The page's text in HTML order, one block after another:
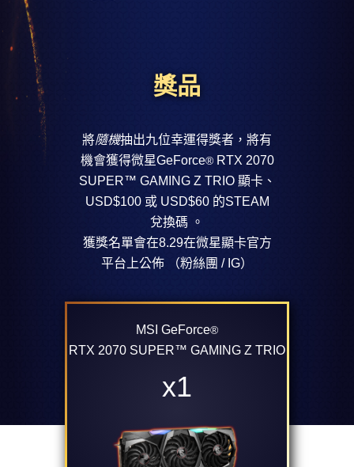
獎品
將隨機抽出九位幸運得獎者，將有
機會獲得微星GeForce®RTX 2070
SUPER™ GAMING Z TRIO 顯卡、
USD$100 或 USD$60 的STEAM
兌換碼 。
獲獎名單會在8.29在微星顯卡官方
平台上公佈 （粉絲團 / IG）
MSI GeForce®
RTX 2070 SUPER™ GAMING Z TRIO
x1